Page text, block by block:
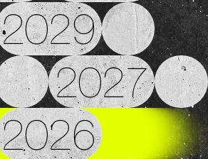
2029
2027
2026